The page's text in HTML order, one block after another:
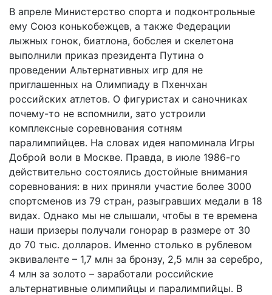
В апреле Министерство спорта и подконтрольные
ему Союз конькобежцев, а также Федерации
лыжных гонок, биатлона, бобслея и скелетона
выполнили приказ президента Путина о
проведении Альтернативных игр для не
приглашенных на Олимпиаду в Пхенчхан
российских атлетов. О фигуристах и саночниках
почему-то не вспомнили, зато устроили
комплексные соревнования сотням
паралимпийцев. На словах идея напоминала Игры
Доброй воли в Москве. Правда, в июле 1986-го
действительно состоялись достойные внимания
соревнования: в них приняли участие более 3000
спортсменов из 79 стран, разыгравших медали в 18
видах. Однако мы не слышали, чтобы в те времена
наши призеры получали гонорар в размере от 30
до 70 тыс. долларов. Именно столько в рублевом
эквиваленте – 1,7 млн за бронзу, 2,5 млн за серебро,
4 млн за золото – заработали российские
альтернативные олимпийцы и паралимпийцы. В